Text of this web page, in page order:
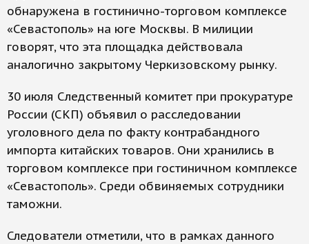
обнаружена в гостинично-торговом комплексе
«Севастополь» на юге Москвы. В милиции
говорят, что эта площадка действовала
аналогично закрытому Черкизовскому рынку.
30 июля Cледственный комитет при прокуратуре
России (СКП) объявил о расследовании
уголовного дела по факту контрабандного
импорта китайских товаров. Они хранились в
торговом комплексе при гостиничном комплексе
«Севастополь». Среди обвиняемых сотрудники
таможни.
Следователи отметили, что в рамках данного